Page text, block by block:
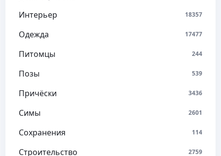
Интерьер 18357
Одежда 17477
Питомцы 244
Позы 539
Причёски 3436
Симы 2601
Сохранения 114
Строительство 2759